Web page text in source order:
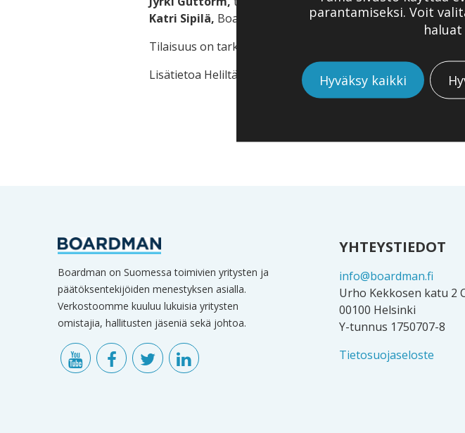
Katri Sipilä, Boardman-partneri
Tilaisuus on tarkoitettu erityisesti PK-yritysten omistajille
Lisätietoa Heliltä, heli.koukkula@boardman.fi
Boardman on Suomessa toimivien yritysten ja
päätöksentekijöiden menestyksen asialla.
Verkostoomme kuuluu lukuisia yritysten
omistajia, hallitusten jäseniä sekä johtoa.
YHTEYSTIEDOT
info@boardman.fi
Urho Kekkosen katu 2
00100 Helsinki
Y-tunnus 1750707-8
Tietosuojaseloste
parantamiseksi. Voit
haluat
Hyväksy kaikki